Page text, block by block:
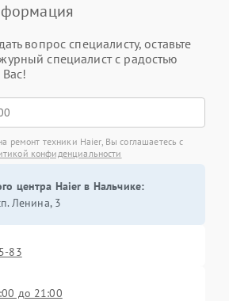
вопрос специалисту, оставьте
специалист с радостью
Вас!
ремонт техники Haier, Вы соглашаетесь с
конфиденциальности
центра Haier в Нальчике:
Ленина, 3
83
до 21:00